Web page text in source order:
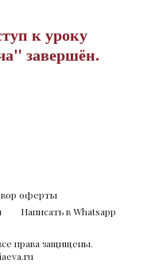
к уроку
завершён.
оферты
Написать в Whatsapp
права защищены.